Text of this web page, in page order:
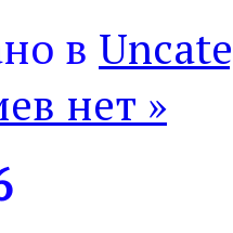
в
нет »